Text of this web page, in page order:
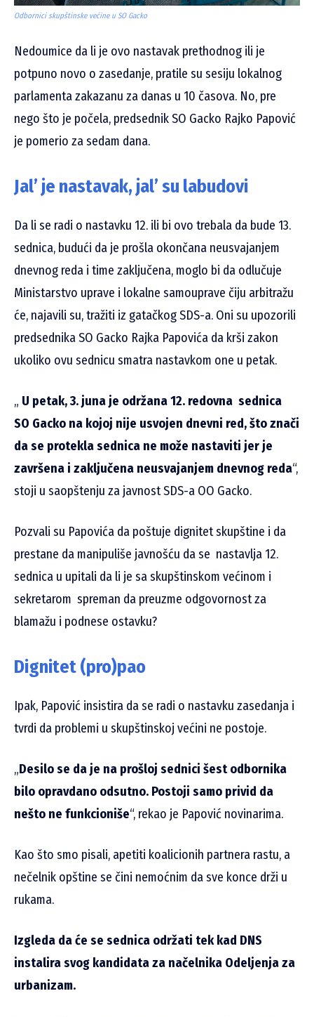
Odbornici skupštinske većine u SO Gacko
Nedoumice da li je ovo nastavak prethodnog ili je
potpuno novo o zasedanje, pratile su sesiju lokalnog
parlamenta zakazanu za danas u 10 časova. No, pre
nego što je počela, predsednik SO Gacko Rajko Papović
je pomerio za sedam dana.
Jal’ je nastavak, jal’ su labudovi
Da li se radi o nastavku 12. ili bi ovo trebala da bude 13.
sednica, budući da je prošla okončana neusvajanjem
dnevnog reda i time zaključena, moglo bi da odlučuje
Ministarstvo uprave i lokalne samouprave čiju arbitražu
će, najavili su, tražiti iz gatačkog SDS-a. Oni su upozorili
predsednika SO Gacko Rajka Papovića da krši zakon
ukoliko ovu sednicu smatra nastavkom one u petak.
„ U petak, 3. juna je održana 12. redovna sednica
SO Gacko na kojoj nije usvojen dnevni red, što znači
da se protekla sednica ne može nastaviti jer je
završena i zaključena neusvajanjem dnevnog reda“,
stoji u saopštenju za javnost SDS-a OO Gacko.
Pozvali su Papovića da poštuje dignitet skupštine i da
prestane da manipuliše javnošću da se nastavlja 12.
sednica u upitali da li je sa skupštinskom većinom i
sekretarom spreman da preuzme odgovornost za
blamažu i podnese ostavku?
Dignitet (pro)pao
Ipak, Papović insistira da se radi o nastavku zasedanja i
tvrdi da problemi u skupštinskoj većini ne postoje.
„Desilo se da je na prošloj sednici šest odbornika
bilo opravdano odsutno. Postoji samo privid da
nešto ne funkcioniše“, rekao je Papović novinarima.
Kao što smo pisali, apetiti koalicionih partnera rastu, a
nečelnik opštine se čini nemoćnim da sve konce drži u
rukama.
Izgleda da će se sednica održati tek kad DNS
instalira svog kandidata za načelnika Odeljenja za
urbanizam.